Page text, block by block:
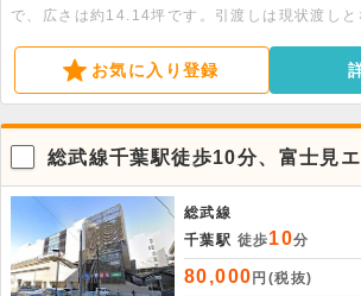
で、広さは約14.14坪です。引渡しは現状渡しと
すが、事務所や店舗としての利用も相談が可能
ついては、お気軽にお尋ねください。
お気に入り登録
総武線千葉駅徒歩10分、富士見
件
総武線
千葉駅 徒歩10分
80,000 円(税抜)